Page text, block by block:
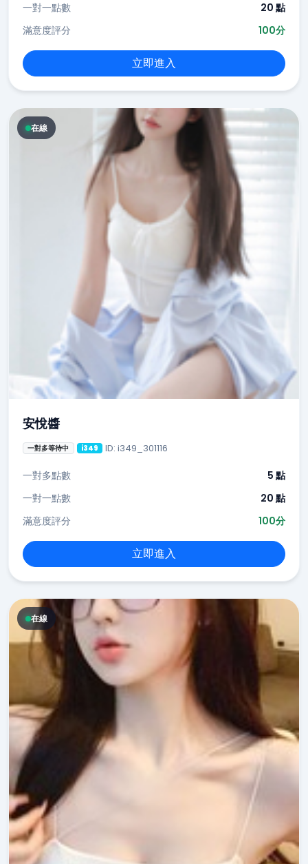
一對一點數
20 點
滿意度評分
100分
立即進入
在線
安悅醬
一對多等待中 i349 ID: i349_301116
一對多點數
5 點
一對一點數
20 點
滿意度評分
100分
立即進入
在線